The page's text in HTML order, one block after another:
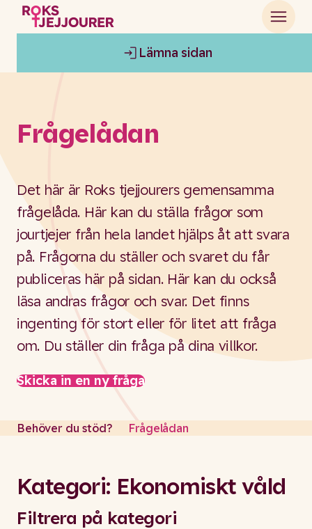
Lämna sidan
Frågelådan
Det här är Roks tjejjourers gemensamma
frågelåda. Här kan du ställa frågor som
jourtjejer från hela landet hjälps åt att svara
på. Frågorna du ställer och svaret du får
publiceras här på sidan. Här kan du också
läsa andras frågor och svar. Det finns
ingenting för stort eller för litet att fråga
om. Du ställer din fråga på dina villkor.
Skicka in en ny fråga
Behöver du stöd? Frågelådan
Kategori: Ekonomiskt våld
Filtrera på kategori